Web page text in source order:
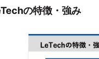
の特徴・強み